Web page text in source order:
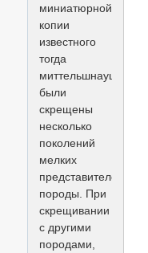
миниатюрной
копии
известного
тогда
миттельшнауцера
были
скрещены
несколько
поколений
мелких
представителей
породы. При
скрещивании
с другими
породами,